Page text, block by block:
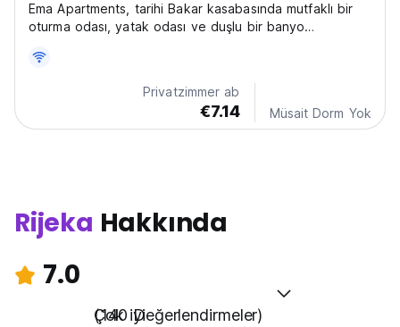
Ema Apartments, tarihi Bakar kasabasında mutfaklı bir
oturma odası, yatak odası ve duşlu bir banyo
Privatzimmer ab
€7.14 Müsait Dorm Yok
Rijeka Hakkında
7.0
Çok iyi
(140 Değerlendirmeler)